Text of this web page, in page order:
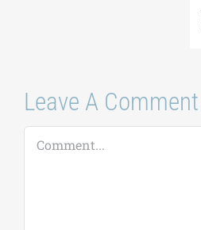
Leave A Comment
Comment